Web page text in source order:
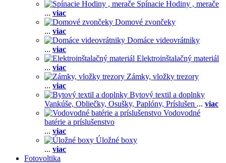
Spínacie Hodiny , merače
... viac
Domové zvončeky
... viac
Domáce videovrátniky
... viac
Elektroinštalačný materiál
... viac
Zámky, vložky trezory
... viac
Bytový textil a doplnky
Vankúše, Obliečky, Osušky, Paplóny, Príslušen ... viac
Vodovodné
batérie a príslušenstvo
... viac
Úložné boxy
... viac
Fotovoltika